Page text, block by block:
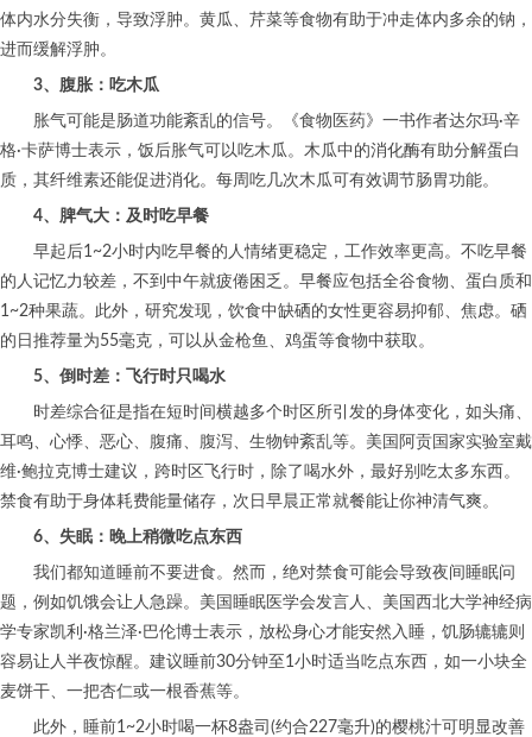
体内水分失衡，导致浮肿。黄瓜、芹菜等食物有助于冲走体内多余的钠，
进而缓解浮肿。
3、腹胀：吃木瓜
胀气可能是肠道功能紊乱的信号。《食物医药》一书作者达尔玛·辛
格·卡萨博士表示，饭后胀气可以吃木瓜。木瓜中的消化酶有助分解蛋白
质，其纤维素还能促进消化。每周吃几次木瓜可有效调节肠胃功能。
4、脾气大：及时吃早餐
早起后1~2小时内吃早餐的人情绪更稳定，工作效率更高。不吃早餐
的人记忆力较差，不到中午就疲倦困乏。早餐应包括全谷食物、蛋白质和
1~2种果蔬。此外，研究发现，饮食中缺硒的女性更容易抑郁、焦虑。硒
的日推荐量为55毫克，可以从金枪鱼、鸡蛋等食物中获取。
5、倒时差：飞行时只喝水
时差综合征是指在短时间横越多个时区所引发的身体变化，如头痛、
耳鸣、心悸、恶心、腹痛、腹泻、生物钟紊乱等。美国阿贡国家实验室戴
维·鲍拉克博士建议，跨时区飞行时，除了喝水外，最好别吃太多东西。
禁食有助于身体耗费能量储存，次日早晨正常就餐能让你神清气爽。
6、失眠：晚上稍微吃点东西
我们都知道睡前不要进食。然而，绝对禁食可能会导致夜间睡眠问
题，例如饥饿会让人急躁。美国睡眠医学会发言人、美国西北大学神经病
学专家凯利·格兰泽·巴伦博士表示，放松身心才能安然入睡，饥肠辘辘则
容易让人半夜惊醒。建议睡前30分钟至1小时适当吃点东西，如一小块全
麦饼干、一把杏仁或一根香蕉等。
此外，睡前1~2小时喝一杯8盎司(约合227毫升)的樱桃汁可明显改善